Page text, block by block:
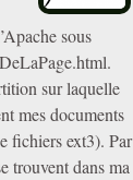
sous
sur laquelle
mes documents
fichiers ext3). Par
trouvent dans ma